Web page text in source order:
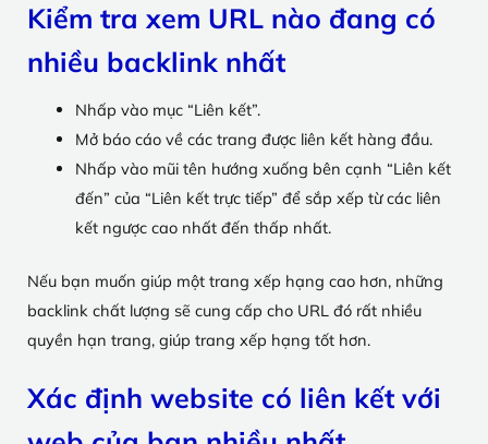
Kiểm tra xem URL nào đang có
nhiều backlink nhất
Nhấp vào mục “Liên kết”.
Mở báo cáo về các trang được liên kết hàng đầu.
Nhấp vào mũi tên hướng xuống bên cạnh “Liên kết
đến” của “Liên kết trực tiếp” để sắp xếp từ các liên
kết ngược cao nhất đến thấp nhất.
Nếu bạn muốn giúp một trang xếp hạng cao hơn, những
backlink chất lượng sẽ cung cấp cho URL đó rất nhiều
quyền hạn trang, giúp trang xếp hạng tốt hơn.
Xác định website có liên kết với